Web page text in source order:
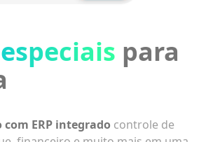
de
seu